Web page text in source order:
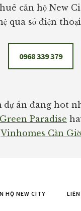
căn hộ New
qua số điện
0968 339 379
án đang hot
Paradise
Vinhomes Cần Giờ
HỘ NEW CITY